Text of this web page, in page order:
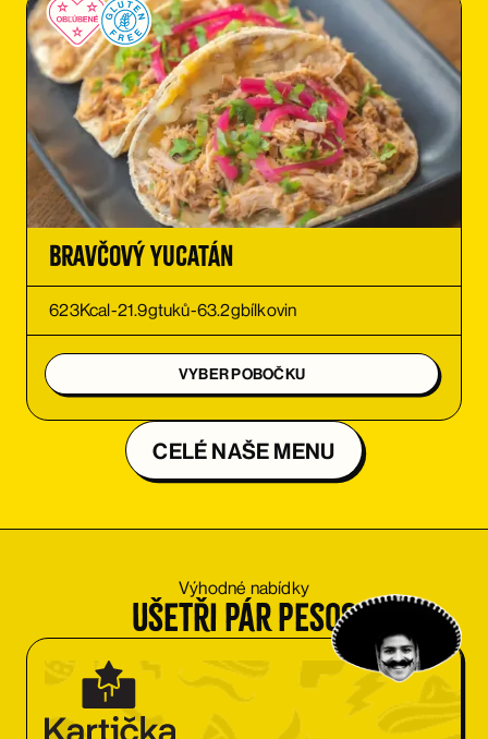
OBJEDNAŤ
OBJEDNAŤ
OBJEDNAŤ
Bravčový Yucatán
623Kcal-21.9gtuků-63.2gbílkovin
VYBER POBOČKU
CELÉ NAŠE MENU
Výhodné nabídky
Ušetři pár pesos